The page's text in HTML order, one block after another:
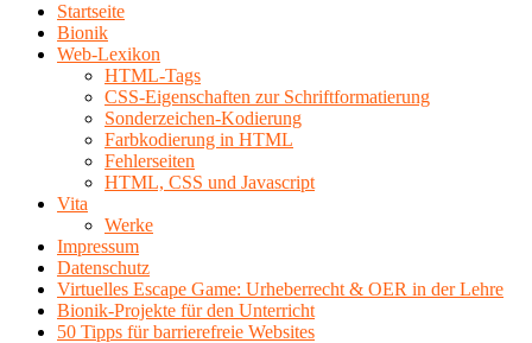
Startseite
Bionik
Web-Lexikon
HTML-Tags
CSS-Eigenschaften zur Schriftformatierung
Sonderzeichen-Kodierung
Farbkodierung in HTML
Fehlerseiten
HTML, CSS und Javascript
Vita
Werke
Impressum
Datenschutz
Virtuelles Escape Game: Urheberrecht & OER in der Lehre
Bionik-Projekte für den Unterricht
50 Tipps für barrierefreie Websites